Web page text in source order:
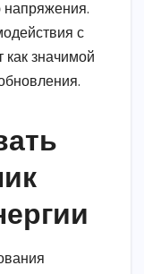
напряжения.
с
значимой